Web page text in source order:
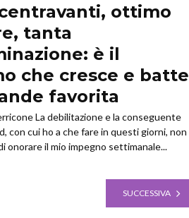
ottimo
tanta
è il
che cresce e batte
favorita
La debilitazione e la conseguente
con cui ho a che fare in questi giorni, non
onorare il mio impegno settimanale...
SUCCESSIVA